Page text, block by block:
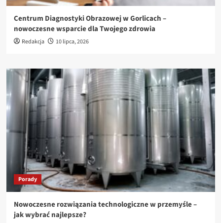
Centrum Diagnostyki Obrazowej w Gorlicach –
nowoczesne wsparcie dla Twojego zdrowia
Redakcja 10 lipca, 2026
Porady
Nowoczesne rozwiązania technologiczne w przemyśle –
jak wybrać najlepsze?